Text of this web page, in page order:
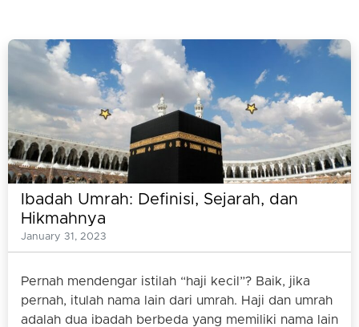
Ibadah Umrah: Definisi, Sejarah, dan
Hikmahnya
January 31, 2023
Pernah mendengar istilah “haji kecil”? Baik, jika
pernah, itulah nama lain dari umrah. Haji dan umrah
adalah dua ibadah berbeda yang memiliki nama lain